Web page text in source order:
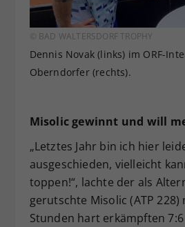
© BAD WALTERSDORF TROPHY
Dennis Novak (links) im ORF-
Oberndorfer (rechts).
Misolic gewinnt und will
„Letztes Jahr bin ich hier
ausgeschieden, vielleicht
toppen!“, lachte der als
gerutschte Misolic (ATP 228)
Stunden hart erkämpften 7:6